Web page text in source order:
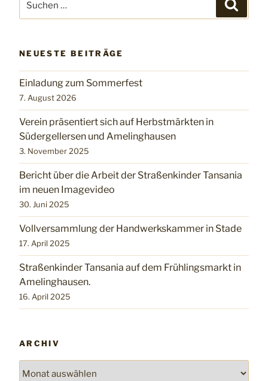
nach:
NEUESTE BEITRÄGE
Einladung zum Sommerfest
7. August 2026
Verein präsentiert sich auf Herbstmärkten in
Südergellersen und Amelinghausen
3. November 2025
Bericht über die Arbeit der Straßenkinder Tansania
im neuen Imagevideo
30. Juni 2025
Vollversammlung der Handwerkskammer in Stade
17. April 2025
Straßenkinder Tansania auf dem Frühlingsmarkt in
Amelinghausen.
16. April 2025
ARCHIV